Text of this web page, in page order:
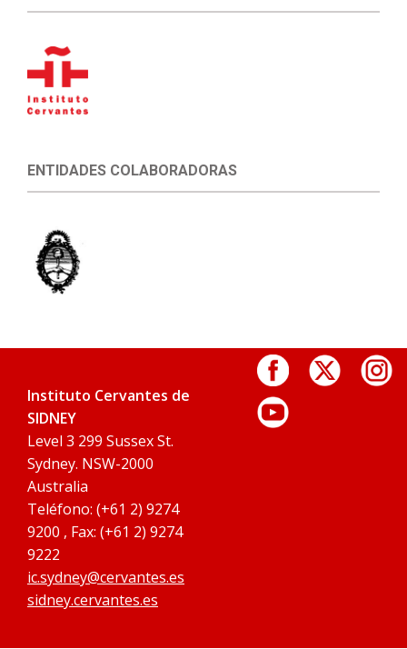
ENTIDADES COLABORADORAS
Instituto Cervantes de
SIDNEY
Level 3 299 Sussex St.
Sydney. NSW-2000
Australia
Teléfono: (+61 2) 9274
9200 , Fax: (+61 2) 9274
9222
ic.sydney@cervantes.es
sidney.cervantes.es